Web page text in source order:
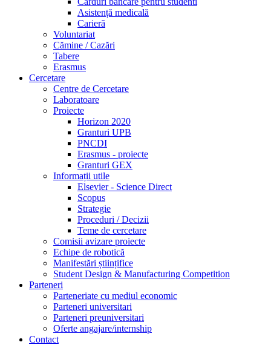
Asistență medicală
Carieră
Voluntariat
Cămine / Cazări
Tabere
Erasmus
Cercetare
Centre de Cercetare
Laboratoare
Proiecte
Horizon 2020
Granturi UPB
PNCDI
Erasmus - proiecte
Granturi GEX
Informații utile
Elsevier - Science Direct
Scopus
Strategie
Proceduri / Decizii
Teme de cercetare
Comisii avizare proiecte
Echipe de robotică
Manifestări științifice
Student Design & Manufacturing Competition
Parteneri
Parteneriate cu mediul economic
Parteneri universitari
Parteneri preuniversitari
Oferte angajare/internship
Contact